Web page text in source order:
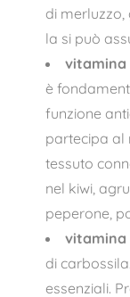
di
la si può
vitamina
è
funzione
partecipa al
tessuto
nel kiwi,
peperone,
vitamina
di
essenziali.